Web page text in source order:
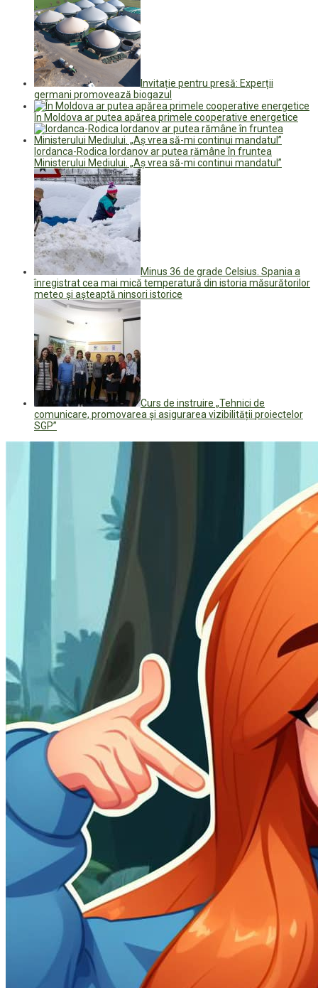
Invitație pentru presă: Experții
germani promovează biogazul
În Moldova ar putea apărea primele cooperative energetice
Iordanca-Rodica Iordanov ar putea rămâne în fruntea
Ministerului Mediului. „Aș vrea să-mi continui mandatul”
Minus 36 de grade Celsius. Spania a
înregistrat cea mai mică temperatură din istoria măsurătorilor
meteo și așteaptă ninsori istorice
Curs de instruire „Tehnici de
comunicare, promovarea și asigurarea vizibilității proiectelor
SGP”